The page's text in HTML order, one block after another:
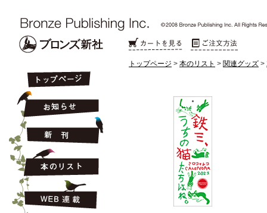
トップページ > 本のリスト > 関連グッズ >